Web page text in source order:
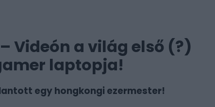
Videón a világ első (?)
laptopja!
egy hongkongi ezermester!